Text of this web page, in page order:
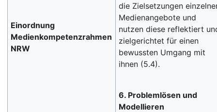
Einordnung
Medienkompetenzrahmen
NRW
die Zielsetzungen
Medienangebote und
nutzen diese reflektiert
zielgerichtet für einen
bewussten Umgang mit
ihnen (5.4).
6. Problemlösen und
Modellieren